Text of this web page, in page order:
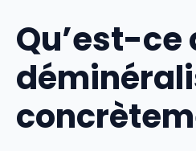
Qu’est-ce